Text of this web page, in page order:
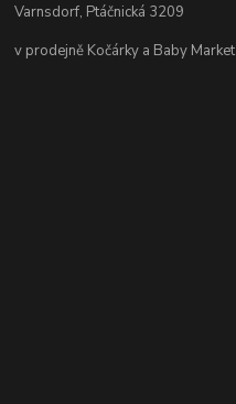
Varnsdorf, Ptáčnická 3209
v prodejně Kočárky a Baby Market